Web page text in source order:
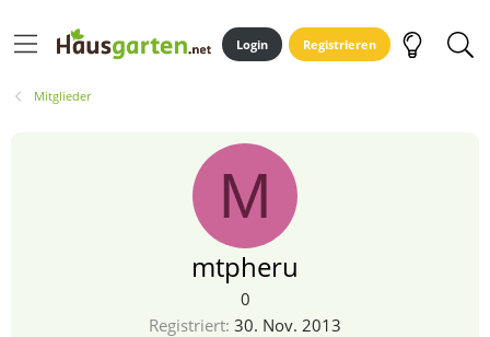
Login Registrieren
Mitglieder
M
mtpheru
0
Registriert 30. Nov. 2013